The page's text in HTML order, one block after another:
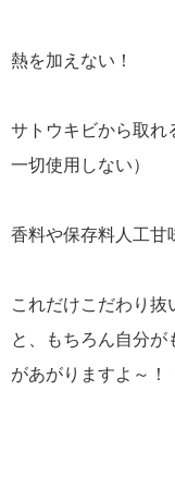
熱を加えない！
サトウキビから取れ
一切使用しない）
香料や保存料人工甘
これだけこだわり抜
と、もちろん自分
があがりますよ～！